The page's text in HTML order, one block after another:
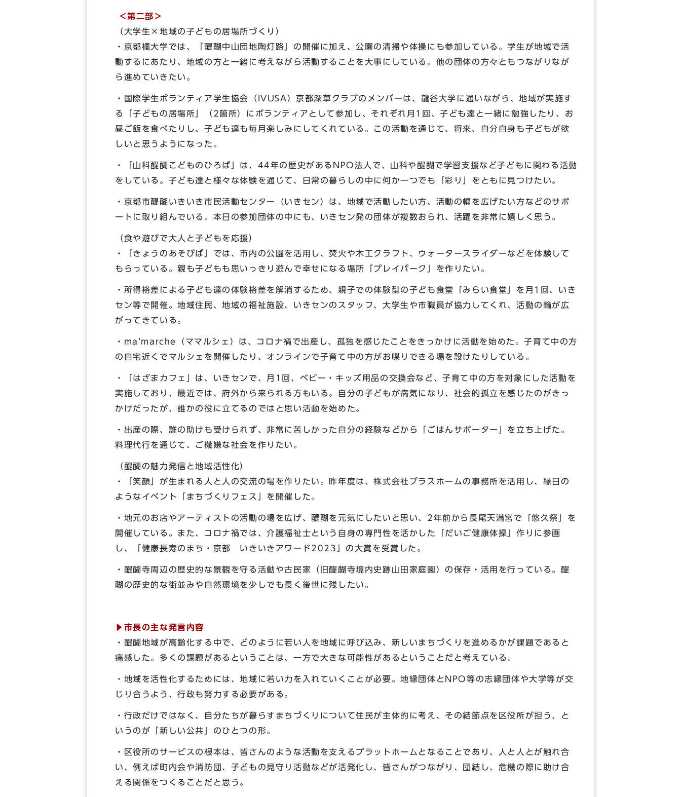
＜第二部＞
（大学生×地域の子どもの居場所づくり）
・京都橘大学では、「醍醐中山団地陶灯路」の開催に加え、公園の清掃や体操にも参加している。学生が地域で活
動するにあたり、地域の方と一緒に考えながら活動することを大事にしている。他の団体の方々ともつながりなが
ら進めていきたい。
・国際学生ボランティア学生協会（IVUSA）京都深草クラブのメンバーは、龍谷大学に通いながら、地域が実施す
る「子どもの居場所」（2箇所）にボランティアとして参加し、それぞれ月1回、子ども達と一緒に勉強したり、お
昼ご飯を食べたりし、子ども達も毎月楽しみにしてくれている。この活動を通じて、将来、自分自身も子どもが欲
しいと思うようになった。
・「山科醍醐こどものひろば」は、44年の歴史があるNPO法人で、山科や醍醐で学習支援など子どもに関わる活動
をしている。子ども達と様々な体験を通じて、日常の暮らしの中に何か一つでも「彩り」をともに見つけたい。
・京都市醍醐いきいき市民活動センター（いきセン）は、地域で活動したい方、活動の幅を広げたい方などのサポ
ートに取り組んでいる。本日の参加団体の中にも、いきセン発の団体が複数おられ、活躍を非常に嬉しく思う。
（食や遊びで大人と子どもを応援）
・「きょうのあそびば」では、市内の公園を活用し、焚火や木工クラフト、ウォータースライダーなどを体験して
もらっている。親も子どもも思いっきり遊んで幸せになる場所「プレイパーク」を作りたい。
・所得格差による子ども達の体験格差を解消するため、親子での体験型の子ども食堂「みらい食堂」を月1回、いき
セン等で開催。地域住民、地域の福祉施設、いきセンのスタッフ、大学生や市職員が協力してくれ、活動の輪が広
がってきている。
・ma’marche（ママルシェ）は、コロナ禍で出産し、孤独を感じたことをきっかけに活動を始めた。子育て中の方
の自宅近くでマルシェを開催したり、オンラインで子育て中の方がお喋りできる場を設けたりしている。
・「はざまカフェ」は、いきセンで、月1回、ベビー・キッズ用品の交換会など、子育て中の方を対象にした活動を
実施しており、最近では、府外から来られる方もいる。自分の子どもが病気になり、社会的孤立を感じたのがきっ
かけだったが、誰かの役に立てるのではと思い活動を始めた。
・出産の際、誰の助けも受けられず、非常に苦しかった自分の経験などから「ごはんサポーター」を立ち上げた。
料理代行を通じて、ご機嫌な社会を作りたい。
（醍醐の魅力発信と地域活性化）
・「笑顔」が生まれる人と人の交流の場を作りたい。昨年度は、株式会社プラスホームの事務所を活用し、縁日の
ようなイベント「まちづくりフェス」を開催した。
・地元のお店やアーティストの活動の場を広げ、醍醐を元気にしたいと思い、2年前から長尾天満宮で「悠久祭」を
開催している。また、コロナ禍では、介護福祉士という自身の専門性を活かした「だいご健康体操」作りに参画
し、「健康長寿のまち・京都 いきいきアワード2023」の大賞を受賞した。
・醍醐寺周辺の歴史的な景観を守る活動や古民家（旧醍醐寺境内史跡山田家庭園）の保存・活用を行っている。醍
醐の歴史的な街並みや自然環境を少しでも長く後世に残したい。
▶市長の主な発言内容
・醍醐地域が高齢化する中で、どのように若い人を地域に呼び込み、新しいまちづくりを進めるかが課題であると
痛感した。多くの課題があるということは、一方で大きな可能性があるということだと考えている。
・地域を活性化するためには、地域に若い力を入れていくことが必要。地縁団体とNPO等の志縁団体や大学等が交
じり合うよう、行政も努力する必要がある。
・行政だけではなく、自分たちが暮らすまちづくりについて住民が主体的に考え、その結節点を区役所が担う、と
いうのが「新しい公共」のひとつの形。
・区役所のサービスの根本は、皆さんのような活動を支えるプラットホームとなることであり、人と人とが触れ合
い、例えば町内会や消防団、子どもの見守り活動などが活発化し、皆さんがつながり、団結し、危機の際に助け合
える関係をつくることだと思う。